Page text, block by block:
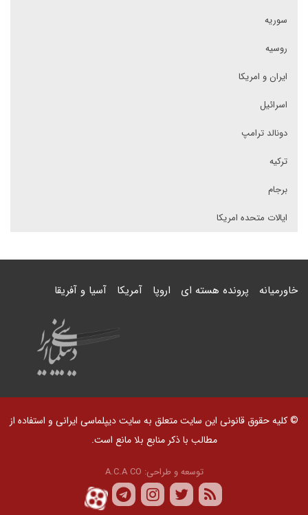
سوریه
روسیه
ایران و امریکا
اسرائیل
دونالد ترامپ
ترکیه
برجام
ایالات متحده امریکا
خاورمیانه پرونده هسته ای اروپا آمریکا آسیا و آفریقا
© کلیه حقوق قانونی این سایت متعلق به سایت دیپلماسی ایرانی و استفاده از
مطالب با ذکر منابع بلا مانع است.
توسعه و طراحی: A.C.A CO